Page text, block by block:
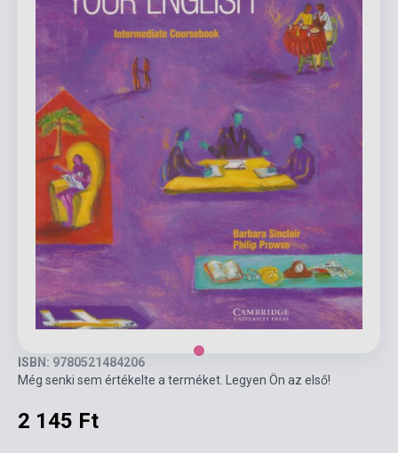
ISBN: 9780521484206
Még senki sem értékelte a terméket. Legyen Ön az első!
2 145 Ft